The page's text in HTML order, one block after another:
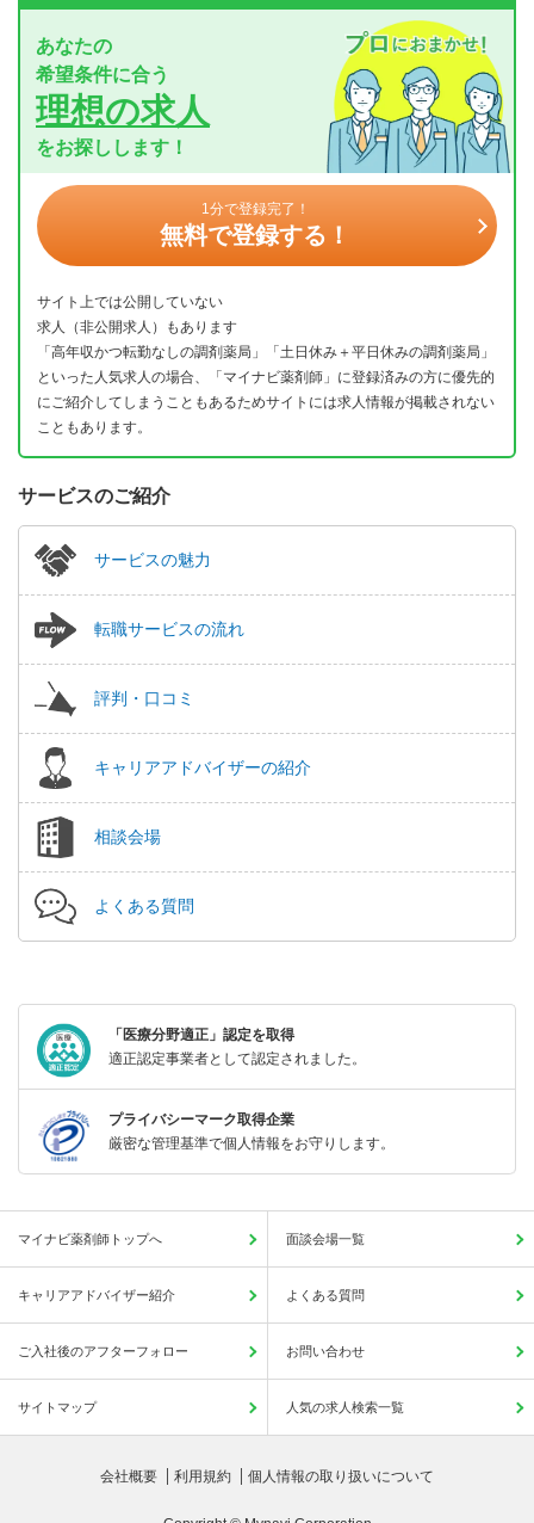
あなたの
希望条件に合う
理想の求人
をお探しします！
1分で登録完了！
無料で登録する！
サイト上では公開していない
求人（非公開求人）もあります
「高年収かつ転勤なしの調剤薬局」「土日休み＋平日休みの調剤薬局」
といった人気求人の場合、「マイナビ薬剤師」に登録済みの方に優先的
にご紹介してしまうこともあるためサイトには求人情報が掲載されない
こともあります。
サービスのご紹介
サービスの魅力
転職サービスの流れ
評判・口コミ
キャリアアドバイザーの紹介
相談会場
よくある質問
「医療分野適正」認定を取得
適正認定事業者として認定されました。
プライバシーマーク取得企業
厳密な管理基準で個人情報をお守りします。
マイナビ薬剤師トップへ 面談会場一覧
キャリアアドバイザー紹介 よくある質問
ご入社後のアフターフォロー お問い合わせ
サイトマップ 人気の求人検索一覧
会社概要 利用規約 個人情報の取り扱いについて